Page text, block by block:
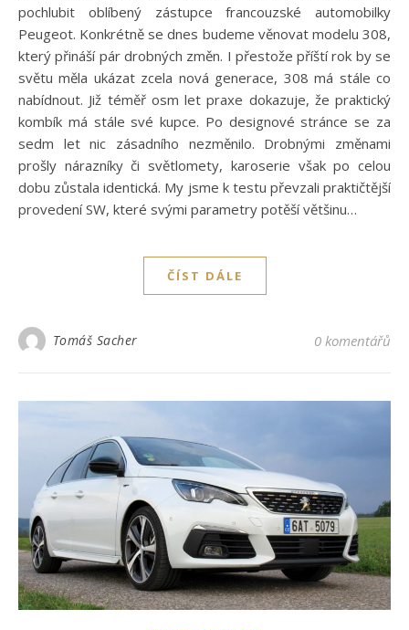
pochlubit oblíbený zástupce francouzské automobilky
Peugeot. Konkrétně se dnes budeme věnovat modelu 308,
který přináší pár drobných změn. I přestože příští rok by se
světu měla ukázat zcela nová generace, 308 má stále co
nabídnout. Již téměř osm let praxe dokazuje, že praktický
kombík má stále své kupce. Po designové stránce se za
sedm let nic zásadního nezměnilo. Drobnými změnami
prošly nárazníky či světlomety, karoserie však po celou
dobu zůstala identická. My jsme k testu převzali praktičtější
provedení SW, které svými parametry potěší většinu…
ČÍST DÁLE
Tomáš Sacher 0 komentářů